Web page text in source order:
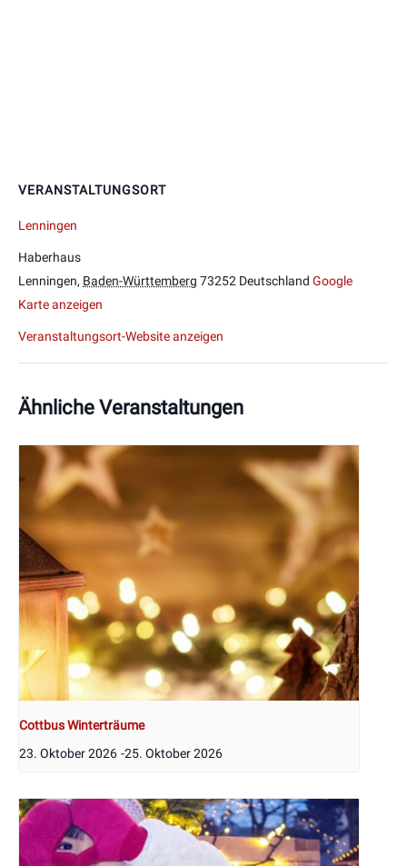
VERANSTALTUNGSORT
Lenningen
Haberhaus
Lenningen, Baden-Württemberg 73252 Deutschland Google
Karte anzeigen
Veranstaltungsort-Website anzeigen
Ähnliche Veranstaltungen
Cottbus Winterträume
23. Oktober 2026 -25. Oktober 2026